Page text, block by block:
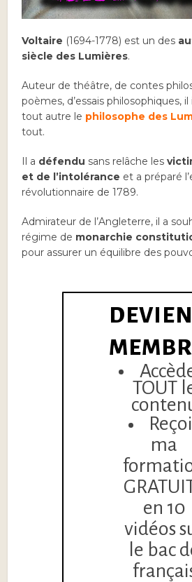
Voltaire (1694-1778) est un des
siècle des Lumières.
Auteur dethéâtre, de contes
poèmes, d’essais philosophiques,
tout autre le philosophe des
tout.
Il a défendu sans relâche les
et de l’intolérance et a préparé
révolutionnaire de 1789.
Admirateur de l’Angleterre, il a
régime de monarchie
pour assurer un équilibre des
TOUT
ma
en 10
vidéos
le bac